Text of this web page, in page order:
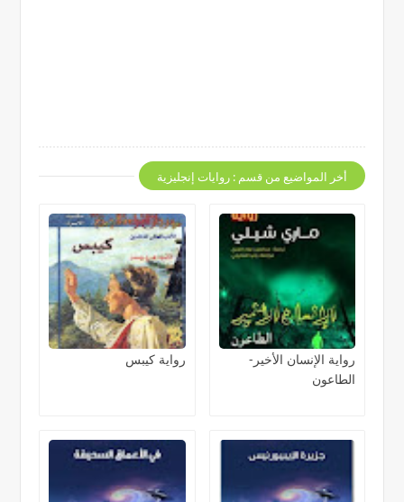
أخر المواضيع من قسم : روايات إنجليزية
رواية الإنسان الأخير-
الطاعون
رواية كيبس